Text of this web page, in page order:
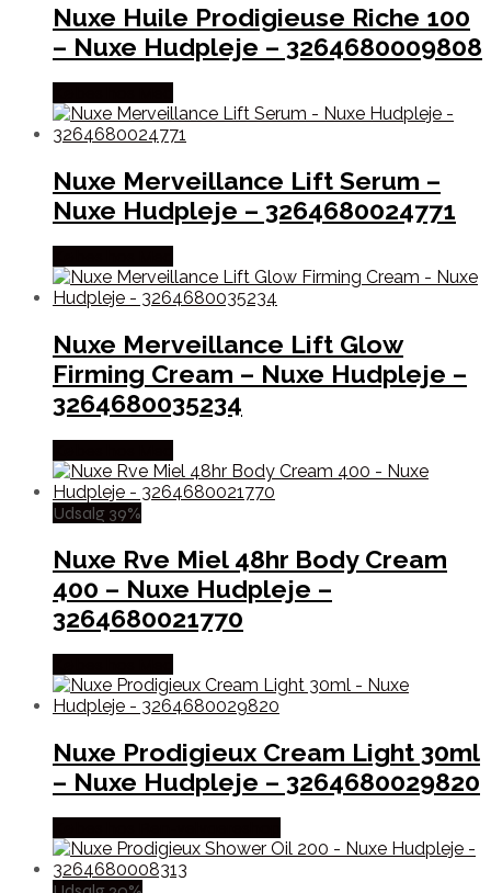
Nuxe Huile Prodigieuse Riche 100
– Nuxe Hudpleje – 3264680009808
Nuxe Merveillance Lift Serum –
Nuxe Hudpleje – 3264680024771
Nuxe Merveillance Lift Glow
Firming Cream – Nuxe Hudpleje –
3264680035234
Udsalg 39%
Nuxe Rve Miel 48hr Body Cream
400 – Nuxe Hudpleje –
3264680021770
Nuxe Prodigieux Cream Light 30ml
– Nuxe Hudpleje – 3264680029820